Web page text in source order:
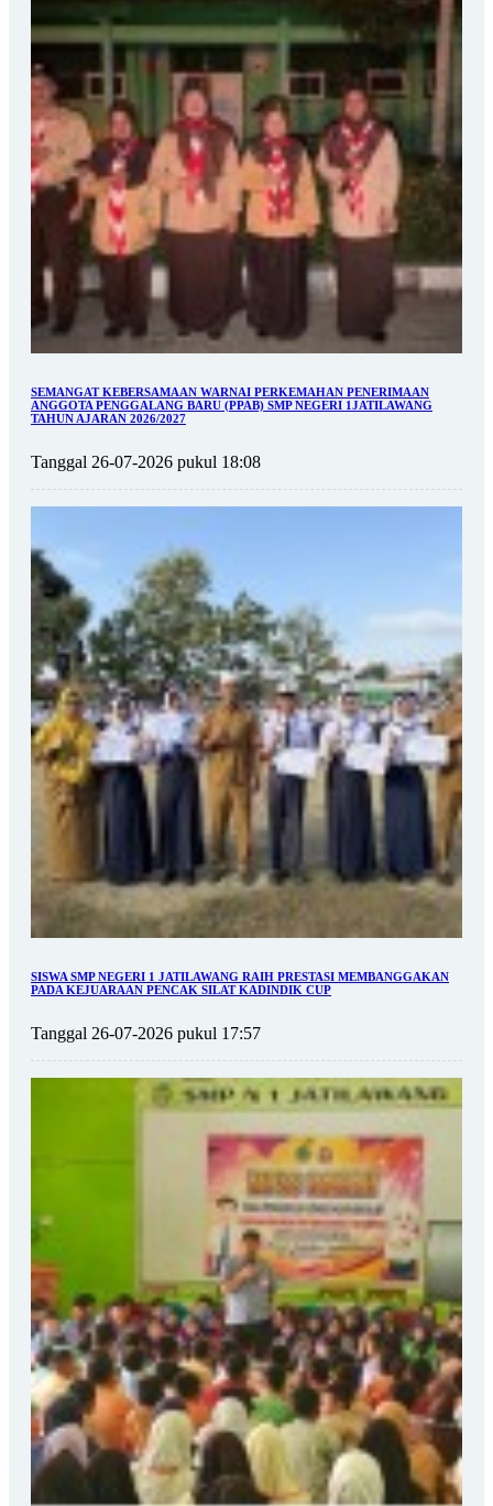
SEMANGAT KEBERSAMAAN WARNAI PERKEMAHAN PENERIMAAN
ANGGOTA PENGGALANG BARU (PPAB) SMP NEGERI 1JATILAWANG
TAHUN AJARAN 2026/2027
Tanggal 26-07-2026 pukul 18:08
SISWA SMP NEGERI 1 JATILAWANG RAIH PRESTASI MEMBANGGAKAN
PADA KEJUARAAN PENCAK SILAT KADINDIK CUP
Tanggal 26-07-2026 pukul 17:57